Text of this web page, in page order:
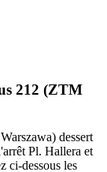
212 (ZTM
dessert
Pl. Hallera et
ci-dessous les